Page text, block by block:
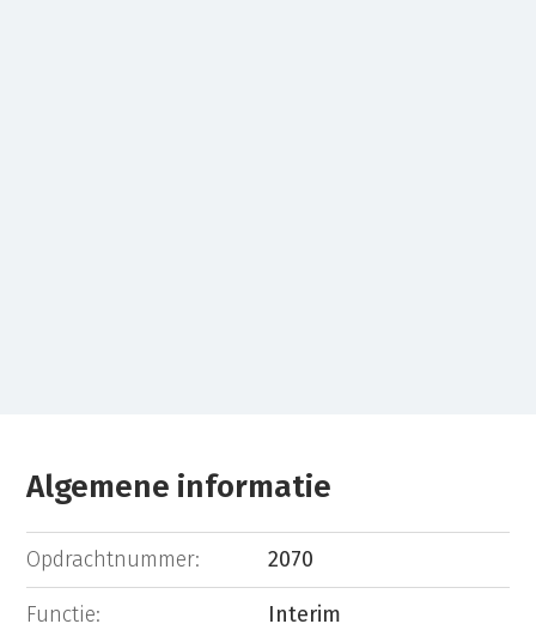
Algemene informatie
Opdrachtnummer: 2070
Functie:
Interim